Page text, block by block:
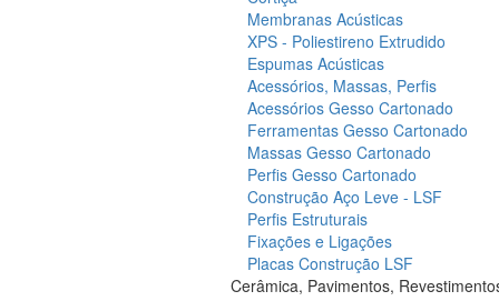
Membranas Acústicas
XPS - Poliestireno Extrudido
Espumas Acústicas
Acessórios, Massas, Perfis
Acessórios Gesso Cartonado
Ferramentas Gesso Cartonado
Massas Gesso Cartonado
Perfis Gesso Cartonado
Construção Aço Leve - LSF
Perfis Estruturais
Fixações e Ligações
Placas Construção LSF
Cerâmica, Pavimentos,